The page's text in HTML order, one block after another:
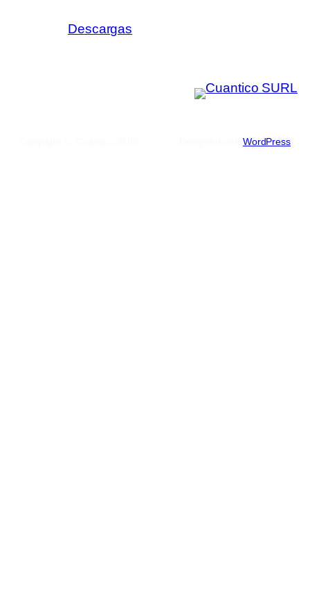
Descargas
WordPress